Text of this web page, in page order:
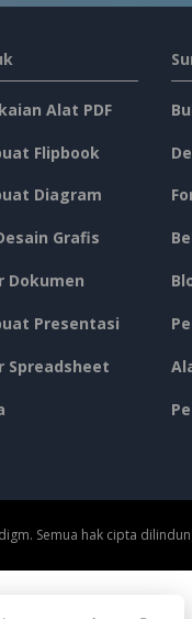
Alat PDF
Flipbook
Diagram
Grafis
Dokumen
Presentasi
Spreadsheet
Semua hak cipta